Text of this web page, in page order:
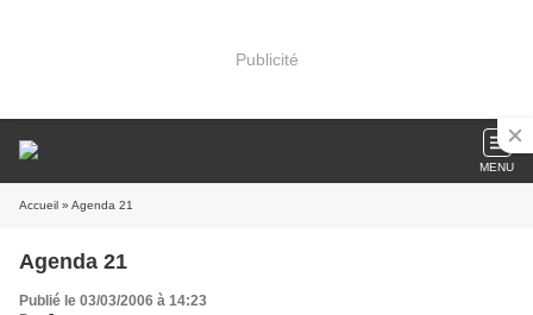
Publicité
MENU
Accueil » Agenda 21
Agenda 21
Publié le 03/03/2006 à 14:23